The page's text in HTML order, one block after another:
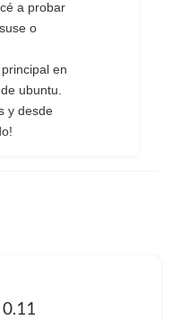
a probar
o
en
ubuntu.
y desde